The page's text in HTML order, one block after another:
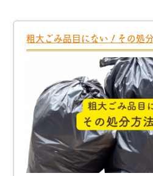
粗大ごみ品目にない！その処